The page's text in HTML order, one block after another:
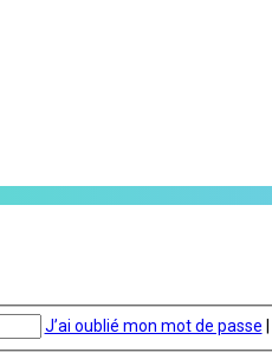
J’ai oublié mon mot de passe